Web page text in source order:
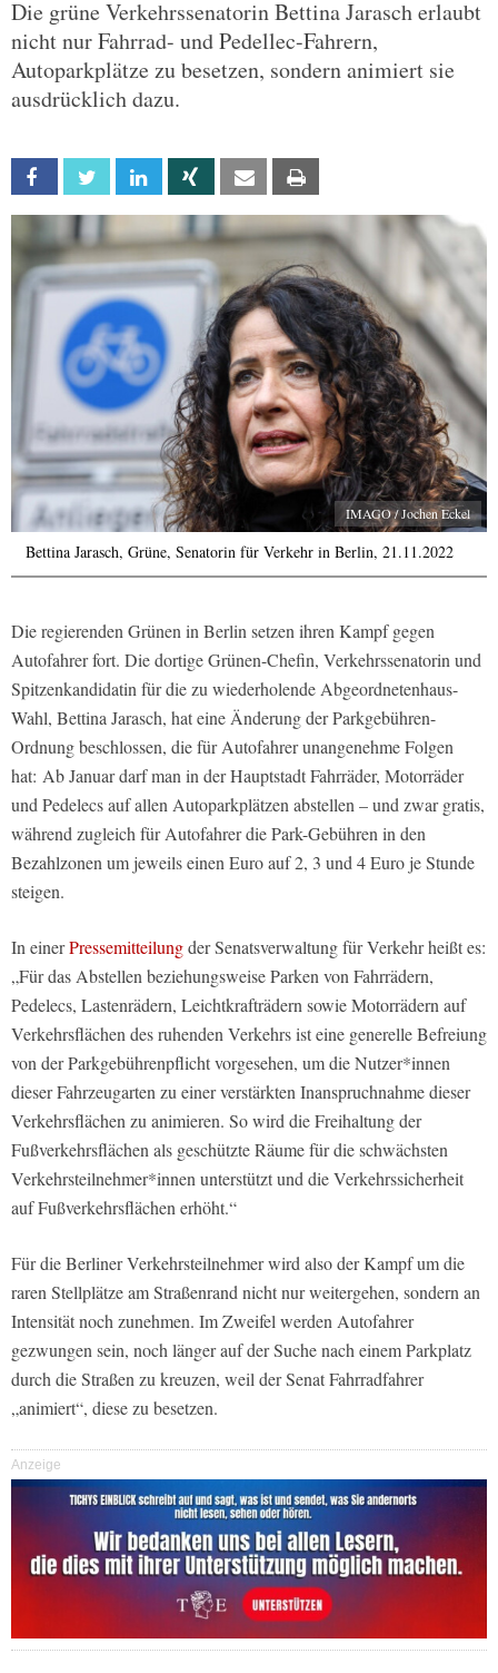
Die grüne Verkehrssenatorin Bettina Jarasch erlaubt
nicht nur Fahrrad- und Pedellec-Fahrern,
Autoparkplätze zu besetzen, sondern animiert sie
ausdrücklich dazu.
Facebook Twitter Linkedin Xing Email
IMAGO / Jochen Eckel
Bettina Jarasch, Grüne, Senatorin für Verkehr in Berlin, 21.11.2022
Die regierenden Grünen in Berlin setzen ihren Kampf gegen
Autofahrer fort. Die dortige Grünen-Chefin, Verkehrssenatorin und
Spitzenkandidatin für die zu wiederholende Abgeordnetenhaus-
Wahl, Bettina Jarasch, hat eine Änderung der Parkgebühren-
Ordnung beschlossen, die für Autofahrer unangenehme Folgen
hat: Ab Januar darf man in der Hauptstadt Fahrräder, Motorräder
und Pedelecs auf allen Autoparkplätzen abstellen – und zwar gratis,
während zugleich für Autofahrer die Park-Gebühren in den
Bezahlzonen um jeweils einen Euro auf 2, 3 und 4 Euro je Stunde
steigen.
In einerPressemitteilungder Senatsverwaltung für Verkehr heißt es:
„Für das Abstellen beziehungsweise Parken von Fahrrädern,
Pedelecs, Lastenrädern, Leichtkrafträdern sowie Motorrädern auf
Verkehrsflächen des ruhenden Verkehrs ist eine generelle Befreiung
von der Parkgebührenpflicht vorgesehen, um die Nutzer*innen
dieser Fahrzeugarten zu einer verstärkten Inanspruchnahme dieser
Verkehrsflächen zu animieren. So wird die Freihaltung der
Fußverkehrsflächen als geschützte Räume für die schwächsten
Verkehrsteilnehmer*innen unterstützt und die Verkehrssicherheit
auf Fußverkehrsflächen erhöht.“
Für die Berliner Verkehrsteilnehmer wird also der Kampf um die
raren Stellplätze am Straßenrand nicht nur weitergehen, sondern an
Intensität noch zunehmen. Im Zweifel werden Autofahrer
gezwungen sein, noch länger auf der Suche nach einem Parkplatz
durch die Straßen zu kreuzen, weil der Senat Fahrradfahrer
„animiert“, diese zu besetzen.
Anzeige